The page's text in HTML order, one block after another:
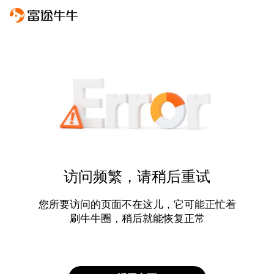
访问频繁，请稍后重试
您所要访问的页面不在这儿，它可能正忙着
刷牛牛圈，稍后就能恢复正常